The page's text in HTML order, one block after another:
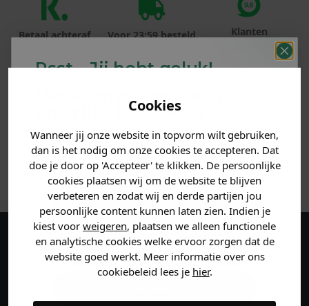
Cookies
Wanneer jij onze website in topvorm wilt gebruiken,
dan is het nodig om onze cookies te accepteren. Dat
doe je door op 'Accepteer' te klikken. De persoonlijke
cookies plaatsen wij om de website te blijven
verbeteren en zodat wij en derde partijen jou
persoonlijke content kunnen laten zien. Indien je
kiest voor weigeren, plaatsen we alleen functionele
en analytische cookies welke ervoor zorgen dat de
website goed werkt. Meer informatie over ons
cookiebeleid lees je hier.
Betaal achteraf
Voor 23:59 besteld
Klanten
beoordelen ons
met een 9,6!
MATERIAAL & WASVOORSCHRIFT
ANDERE BESTELDEN OOK
Maak een account aan en ontvang 5%
korting op je eerste bestelling!
Psst... Jij hebt geluk!
Welke mystery
krijg jij? (Tot-30%
Vertel ons waar je naar op
zoek bent. 👇
Heren kleding
Dames kleding